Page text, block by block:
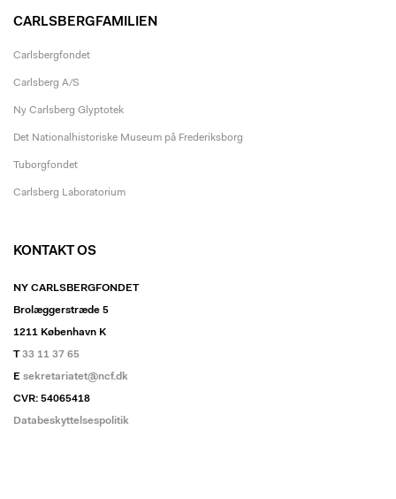
CARLSBERGFAMILIEN
Carlsbergfondet
Carlsberg A/S
Ny Carlsberg Glyptotek
Det Nationalhistoriske Museum på Frederiksborg
Tuborgfondet
Carlsberg Laboratorium
KONTAKT OS
NY CARLSBERGFONDET
Brolæggerstræde 5
1211 København K
T33 11 37 65
E sekretariatet@ncf.dk
CVR: 54065418
Databeskyttelsespolitik